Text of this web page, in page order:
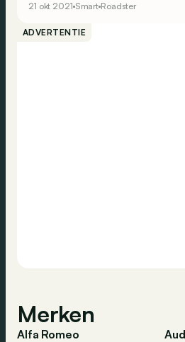
modellen tegelijk. De roadster en
vandaag een grote groep
21 okt 2021 Smart Roadster
ADVERTENTIE
Merken
Alfa Romeo